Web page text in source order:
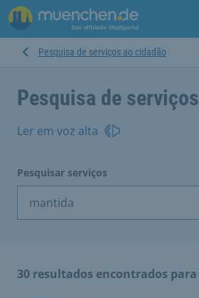
Pesquisa de serviços ao cidadão
Pesquisa de
Ler em voz alta
Pesquisar serviços
30 resultados encontrados